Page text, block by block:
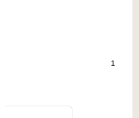
1